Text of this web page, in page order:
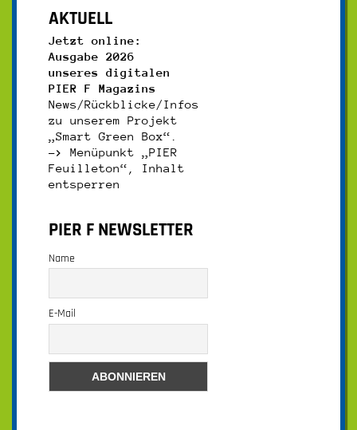
AKTUELL
Jetzt online:
Ausgabe 2026
unseres digitalen
PIER F Magazins
News/Rückblicke/Infos
zu unserem Projekt
„Smart Green Box“.
–>
Menüpunkt „PIER
Feuilleton“, Inhalt
entsperren
PIER F NEWSLETTER
Name
E-Mail